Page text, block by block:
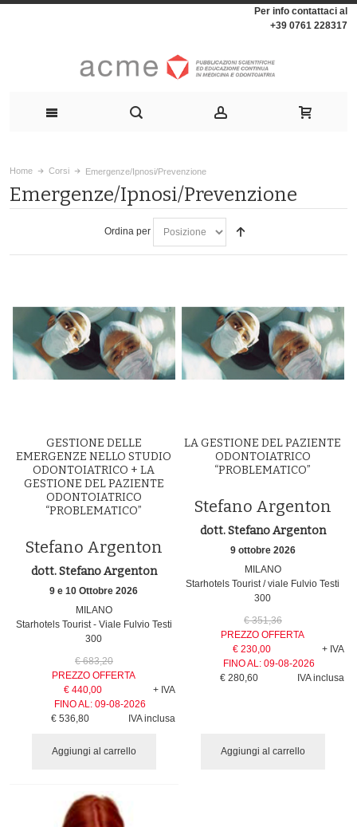
Per info contattaci al
+39 0761 228317
Home Corsi Emergenze/Ipnosi/Prevenzione
Emergenze/Ipnosi/Prevenzione
Ordina per
GESTIONE DELLE
EMERGENZE NELLO STUDIO
ODONTOIATRICO + LA
GESTIONE DEL PAZIENTE
ODONTOIATRICO
“PROBLEMATICO”
Stefano Argenton
dott. Stefano Argenton
9 e 10 Ottobre 2026
MILANO
Starhotels Tourist - Viale Fulvio Testi
300
€ 683,20
PREZZO OFFERTA
+ IVA
€ 440,00
FINO AL:09-08-2026
IVA inclusa
€ 536,80
Aggiungi al carrello
LA GESTIONE DEL PAZIENTE
ODONTOIATRICO
“PROBLEMATICO”
Stefano Argenton
dott. Stefano Argenton
9 ottobre 2026
MILANO
Starhotels Tourist / viale Fulvio Testi
300
€ 351,36
PREZZO OFFERTA
+ IVA
€ 230,00
FINO AL:09-08-2026
IVA inclusa
€ 280,60
Aggiungi al carrello